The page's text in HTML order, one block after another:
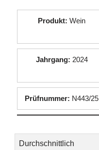
Produkt: Wein
Jahrgang: 2024
Prüfnummer: N443/25
Durchschnittlich